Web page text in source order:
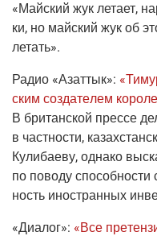
«Май­ский жук лета­ет,
ки, но май­ский жук об
летать».
Радио «Азаттык»:
ским созда­те­лем
В бри­тан­ской прес­се
в част­но­сти,
Кули­ба­е­ву, одна­ко
по пово­ду
ность ино­стран­ных
«Диа­лог»: «Все